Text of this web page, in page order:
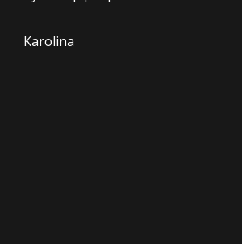
Karolina